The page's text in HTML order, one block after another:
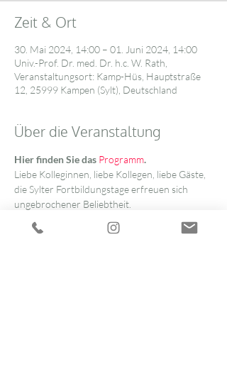
Zeit & Ort
30. Mai 2024, 14:00 – 01. Juni 2024, 14:00
Univ.-Prof. Dr. med. Dr. h.c. W. Rath,
Veranstaltungsort: Kamp-Hüs, Hauptstraße
12, 25999 Kampen (Sylt), Deutschland
Über die Veranstaltung
Hier finden Sie das Programm.
Liebe Kolleginnen, liebe Kollegen, liebe Gäste,
die Sylter Fortbildungstage erfreuen sich
ungebrochener Beliebtheit.
2023 konnten wir uns wie immer über ein
ausgebuchtes Haus freuen.